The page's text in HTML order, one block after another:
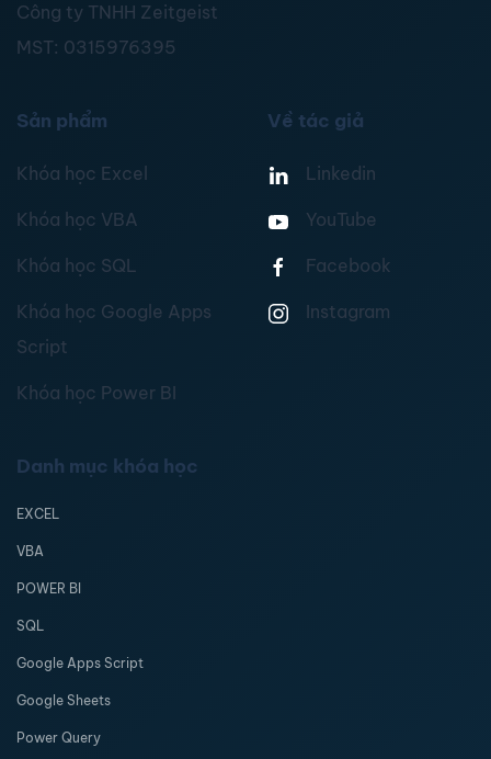
Công ty TNHH Zeitgeist
MST: 0315976395
Sản phẩm
Khóa học Excel
Khóa học VBA
Khóa học SQL
Khóa học Google Apps
Script
Khóa học Power BI
Về tác giả
Linkedin
YouTube
Facebook
Instagram
Danh mục khóa học
EXCEL
VBA
POWER BI
SQL
Google Apps Script
Google Sheets
Power Query